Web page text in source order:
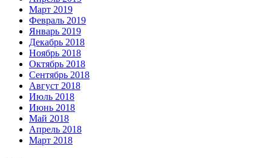
Март 2019
Февраль 2019
Январь 2019
Декабрь 2018
Ноябрь 2018
Октябрь 2018
Сентябрь 2018
Август 2018
Июль 2018
Июнь 2018
Май 2018
Апрель 2018
Март 2018